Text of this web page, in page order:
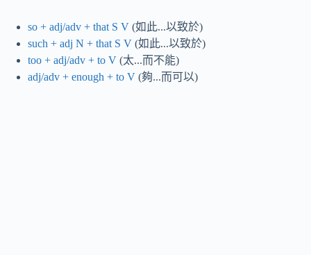
so + adj/adv + that S V (如此...以致於)
such + adj N + that S V (如此...以致於)
too + adj/adv + to V (太...而不能)
adj/adv + enough + to V (夠...而可以)